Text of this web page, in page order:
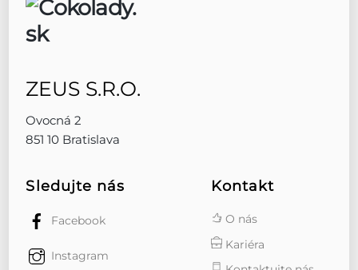
ZEUS S.R.O.
Ovocná 2
851 10 Bratislava
Sledujte nás
Facebook
Instagram
Kontakt
O nás
Kariéra